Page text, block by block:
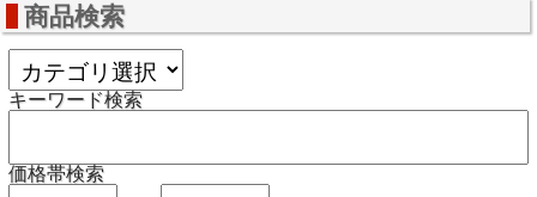
商品検索
キーワード検索
価格帯検索